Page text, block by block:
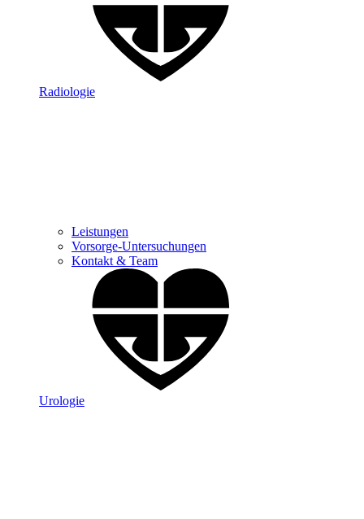
Radiologie
Leistungen
Vorsorge-Untersuchungen
Kontakt & Team
Urologie